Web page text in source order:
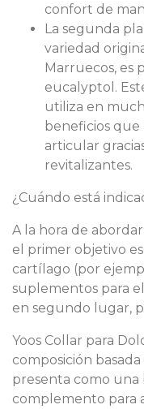
confort de
La segunda
variedad
Marruecos, es
eucalyptol.
utiliza en
beneficios
articular
revitalizantes.
¿Cuándo está
A la hora de
el primer objetivo
cartílago (por
suplementos para
en segundo lugar,
Yoos Collar para
composición basada
presenta como
complemento para